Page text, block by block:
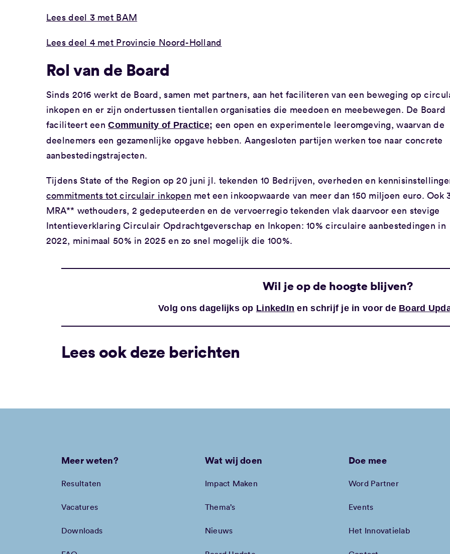
Lees deel 3 met BAM
Lees deel 4 met Provincie Noord-Holland
Rol van de Board
Sinds 2016 werkt de Board, samen met partners, aan het faciliteren van een beweging op
inkopen en er zijn ondertussen tientallen organisaties die meedoen en meebewegen. De Board
faciliteert eenCommunity of Practice; een open en experimentele leeromgeving, waarvan de
deelnemers een gezamenlijke opgave hebben. Aangesloten partijen werken toe naar concrete
aanbestedingstrajecten.
Tijdens State of the Region op 20 juni jl. tekenden 10 Bedrijven, overheden en
commitments tot circulair inkopen met een inkoopwaarde van meer dan 150 miljoen euro. Ook
MRA** wethouders, 2 gedeputeerden en de vervoerregio tekenden vlak daarvoor een stevige
Intentieverklaring Circulair Opdrachtgeverschap en Inkopen: 10% circulaire aanbestedingen in
2022, minimaal 50% in 2025 en zo snel mogelijk die 100%.
Wil je op de hoogte blijven?
Volg ons dagelijks op LinkedIn en schrijf je in voor de Board
Lees ook deze berichten
Meer weten?
Resultaten
Vacatures
Downloads
Wat wij doen
Impact Maken
Thema’s
Nieuws
Doe mee
Word Partner
Events
Het Innovatielab